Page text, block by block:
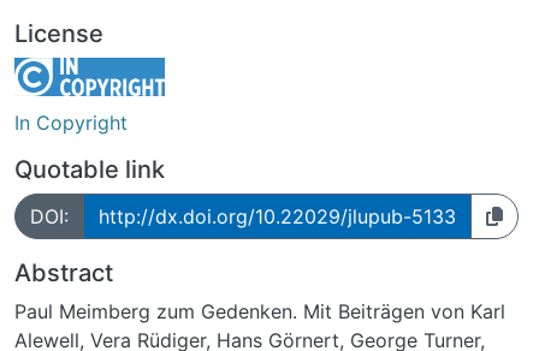
License
In Copyright
Quotable link
DOI: http://dx.doi.org/10.22029/jlupub-5133
Abstract
Paul Meimberg zum Gedenken. Mit Beiträgen von Karl
Alewell, Vera Rüdiger, Hans Görnert, George Turner,